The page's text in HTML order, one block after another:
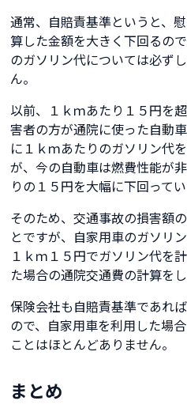
通常、自賠責基準というと、
算した金額を大きく下回るの
のガソリン代については必ず
ん。
以前、１ｋｍあたり１５円を
害者の方が通院に使った自動
に１ｋｍあたりのガソリン代
が、今の自動車は燃費性能が
りの１５円を大幅に下回ってい
そのため、交通事故の損害額
とですが、自家用車のガソリ
１ｋｍ１５円でガソリン代を
た場合の通院交通費の計算をし
保険会社も自賠責基準であれ
ので、自家用車を利用した場
ことはほとんどありません。
まとめ